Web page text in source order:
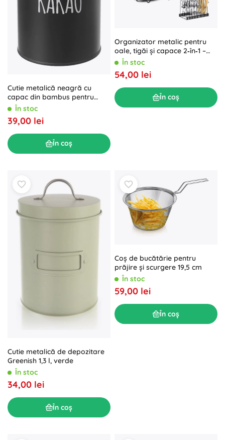
Cutie metalică neagră cu
capac din bambus pentru
cacao, 11 cm
În stoc
39,00 lei
În coș
Organizator metalic pentru
oale, tigăi și capace 2‑în‑1 –
negru
În stoc
54,00 lei
În coș
Cutie metalică de depozitare
Greenish 1,3 l, verde
În stoc
34,00 lei
În coș
Coș de bucătărie pentru
prăjire și scurgere 19,5 cm
În stoc
59,00 lei
În coș